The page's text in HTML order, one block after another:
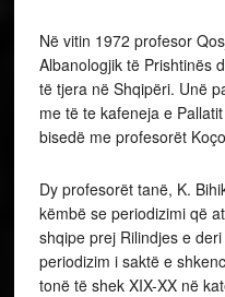
Në vitin 1972 profesor
Albanologjik të Prishtinës
të tjera në Shqipëri. Unë
me të te kafeneja e
bisedë me profesorët
Dy profesorët tanë, K.
këmbë se periodizimi që
shqipe prej Rilindjes e
periodizim i saktë e
tonë të shek XIX-XX në